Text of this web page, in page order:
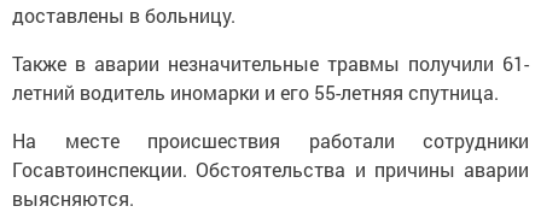
доставлены в больницу.
Также в аварии незначительные травмы получили 61-
летний водитель иномарки и его 55-летняя спутница.
На месте происшествия работали сотрудники
Госавтоинспекции. Обстоятельства и причины аварии
выясняются.